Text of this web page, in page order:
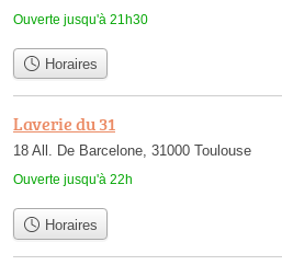
Ouverte jusqu'à 21h30
Horaires
Laverie du 31
18 All. De Barcelone, 31000 Toulouse
Ouverte jusqu'à 22h
Horaires